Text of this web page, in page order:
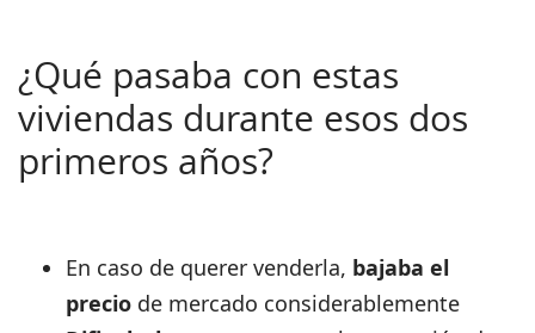
¿Qué pasaba con estas
viviendas durante esos dos
primeros años?
En caso de querer venderla, bajaba el
precio de mercado considerablemente